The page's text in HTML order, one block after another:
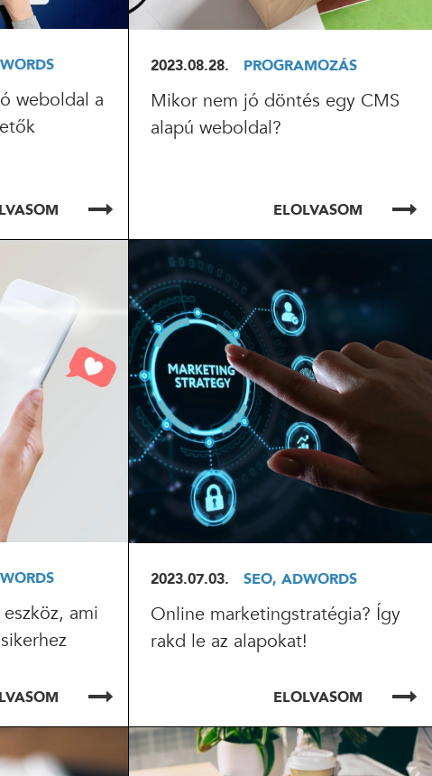
weboldal a
2023.08.28. PROGRAMOZÁS
Mikor nem jó döntés egy CMS
alapú weboldal?
ELOLVASOM
ami
ELOLVASOM
2023.07.03. SEO, ADWORDS
Online marketingstratégia? Így
rakd le az alapokat!
ELOLVASOM